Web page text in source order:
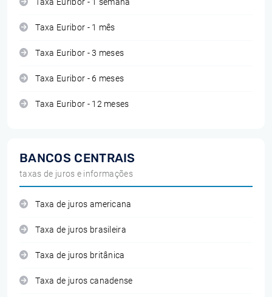
Taxa Euribor - 1 semana
Taxa Euribor - 1 mês
Taxa Euribor - 3 meses
Taxa Euribor - 6 meses
Taxa Euribor - 12 meses
BANCOS CENTRAIS
taxas de juros e informações
Taxa de juros americana
Taxa de juros brasileira
Taxa de juros britânica
Taxa de juros canadense